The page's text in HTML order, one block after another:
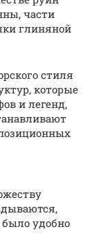
части
глиняной
стиля
которые
и легенд,
удобно